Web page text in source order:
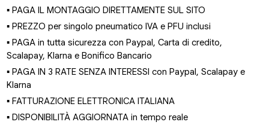
▪ PAGA IL MONTAGGIO DIRETTAMENTE SUL SITO
▪ PREZZO per singolo pneumatico IVA e PFU inclusi
▪ PAGA in tutta sicurezza con Paypal, Carta di credito,
Scalapay, Klarna e Bonifico Bancario
▪ PAGA IN 3 RATE SENZA INTERESSI con Paypal, Scalapay e
Klarna
▪ FATTURAZIONE ELETTRONICA ITALIANA
▪ DISPONIBILITÀ AGGIORNATA in tempo reale